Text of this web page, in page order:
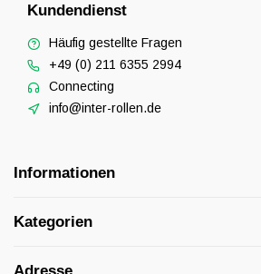
Kundendienst
Häufig gestellte Fragen
+49 (0) 211 6355 2994
Connecting
info@inter-rollen.de
Informationen
Kategorien